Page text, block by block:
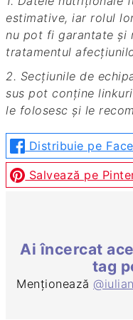
estimative, iar rolul
nu pot fi garantate și
tratamentul
2. Secțiunile de echipamente și ingrediente de mai
sus pot conține
le folosesc și le
Distribuie pe
Salvează pe
Ai încercat
tag
Menționează